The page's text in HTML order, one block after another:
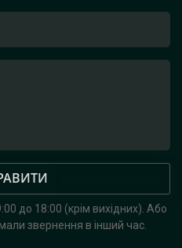
до 18:00 (крім вихідних). Або
звернення в інший час.